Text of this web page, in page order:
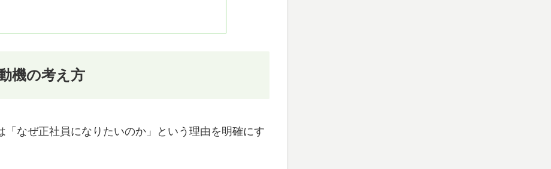
機の考え方
なぜ正社員になりたいのか」という理由を明確にす